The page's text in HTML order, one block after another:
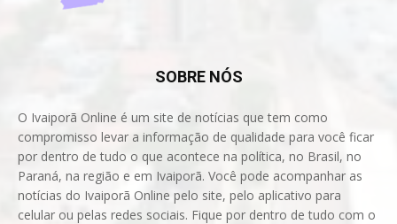
SOBRE NÓS
O Ivaiporã Online é um site de notícias que tem como
compromisso levar a informação de qualidade para você ficar
por dentro de tudo o que acontece na política, no Brasil, no
Paraná, na região e em Ivaiporã. Você pode acompanhar as
notícias do Ivaiporã Online pelo site, pelo aplicativo para
celular ou pelas redes sociais. Fique por dentro de tudo com o